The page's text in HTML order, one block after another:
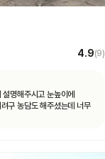
4.9(9)
설명해주시고 눈높이에
구 농담도 해주셨는데 너무